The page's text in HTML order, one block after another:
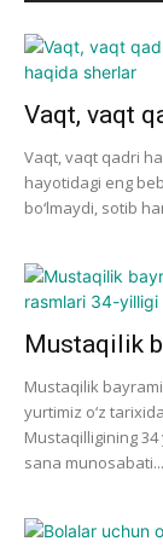
Vaqt, vaqt
Vaqt, vaqt qadri
hayotidagi eng
bo‘lmaydi, sotib
Mustaqilik
Mustaqilik
yurtimiz o‘z
Mustaqilligining
sana munosabati...